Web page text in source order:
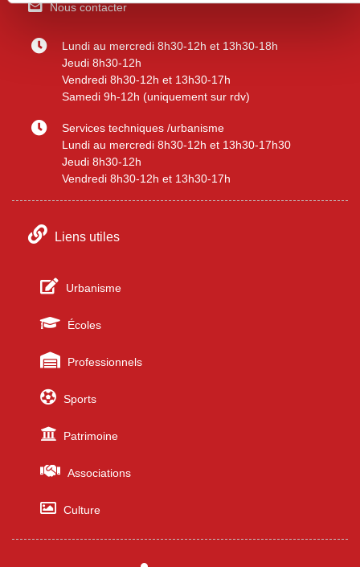
Nous contacter
Lundi au mercredi 8h30-12h et 13h30-18h
Jeudi 8h30-12h
Vendredi 8h30-12h et 13h30-17h
Samedi 9h-12h (uniquement sur rdv)
Services techniques /urbanisme
Lundi au mercredi 8h30-12h et 13h30-17h30
Jeudi 8h30-12h
Vendredi 8h30-12h et 13h30-17h
Liens utiles
Urbanisme
Écoles
Professionnels
Sports
Patrimoine
Associations
Culture